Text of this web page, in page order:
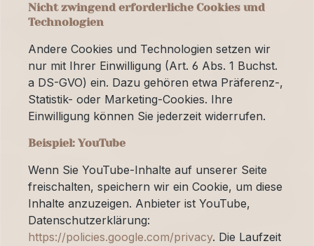
Nicht zwingend erforderliche Cookies und
Technologien
Andere Cookies und Technologien setzen wir
nur mit Ihrer Einwilligung (Art. 6 Abs. 1 Buchst.
a DS-GVO) ein. Dazu gehören etwa Präferenz-,
Statistik- oder Marketing-Cookies. Ihre
Einwilligung können Sie jederzeit widerrufen.
Beispiel: YouTube
Wenn Sie YouTube-Inhalte auf unserer Seite
freischalten, speichern wir ein Cookie, um diese
Inhalte anzuzeigen. Anbieter ist YouTube,
Datenschutzerklärung:
https://policies.google.com/privacy. Die Laufzeit